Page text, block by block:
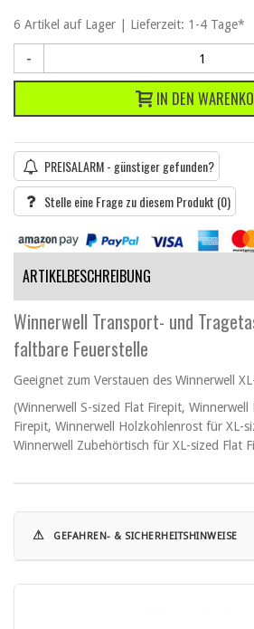
6 Artikel auf Lager | Lieferzeit: 1-4 Tage*
-
IN DEN
PREISALARM - günstiger gefunden?
Stelle eine Frage zu diesem Produkt (0)
ARTIKELBESCHREIBUNG
Winnerwell Transport- und
faltbare Feuerstelle
Geeignet zum Verstauen des Winnerwell
(Winnerwell S-sized Flat Firepit,
Firepit, Winnerwell Holzkohlenrost für XL-
Winnerwell Zubehörtisch für XL-sized Flat
⚠ GEFAHREN- & SICHERHEITSHINWEISE
Hinweise zur Nutzung: